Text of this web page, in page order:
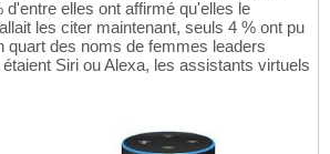
d'entre elles ont affirmé qu'elles le
les citer maintenant, seuls 4 % ont pu
quart des noms de femmes leaders
Siri ou Alexa, les assistants virtuels